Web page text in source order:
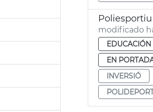
modificado
EDUCACIÓN
EN
INVERSIÓ